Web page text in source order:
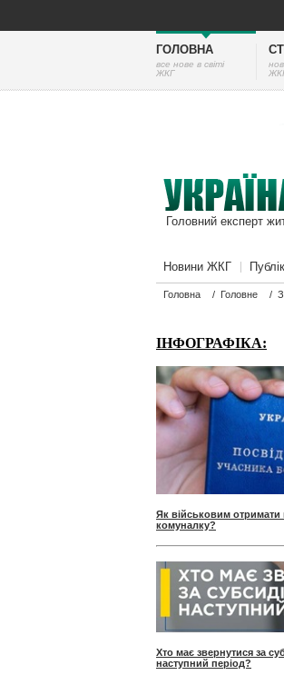
ГОЛОВНА
все нове в світі
ЖКГ
Головний експерт
Новини ЖКГ
Головна / Головне /
ІНФОГРАФІКА:
Як військовим отримати
комуналку?
Хто має звернутися за
наступний період?